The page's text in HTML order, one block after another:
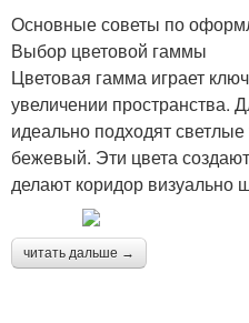
Основные советы по
Выбор цветовой гаммы
Цветовая гамма играет
увеличении пространства.
идеально подходят
бежевый. Эти цвета
делают коридор визуально
читать дальше →